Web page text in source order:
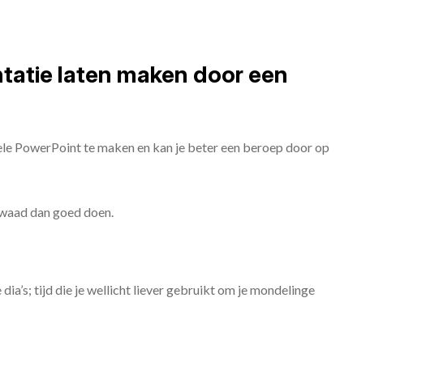
laten maken door een
PowerPoint te maken en kan je beter een beroep door op
dan goed doen.
tijd die je wellicht liever gebruikt om je mondelinge